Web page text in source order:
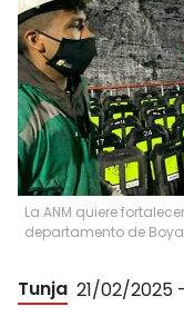
La ANM quiere
departamento de
Tunja 21/02/2025